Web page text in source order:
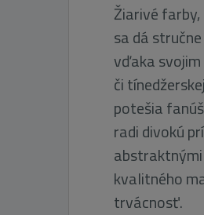
Žiarivé
sa dá
vďaka
či
potešia
radi divokú
abstraktnými
kvalitného
trvácnosť.